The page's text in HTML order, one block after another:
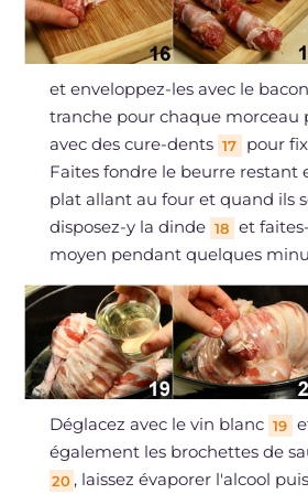
et enveloppez-les avec le
tranche pour chaque morceau
avec des cure-dents 17
pour
Faites fondre le beurre restant
plat allant au four et quand ils
disposez-y la dinde 18 et
moyen pendant quelques
Déglacez avec le vin blanc 19
également les brochettes de
20 , laissez évaporer l'alcool